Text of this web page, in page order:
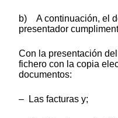
b) A continuación, el
presentador
Con la presentación
fichero con la copia
documentos:
– Las facturas y;